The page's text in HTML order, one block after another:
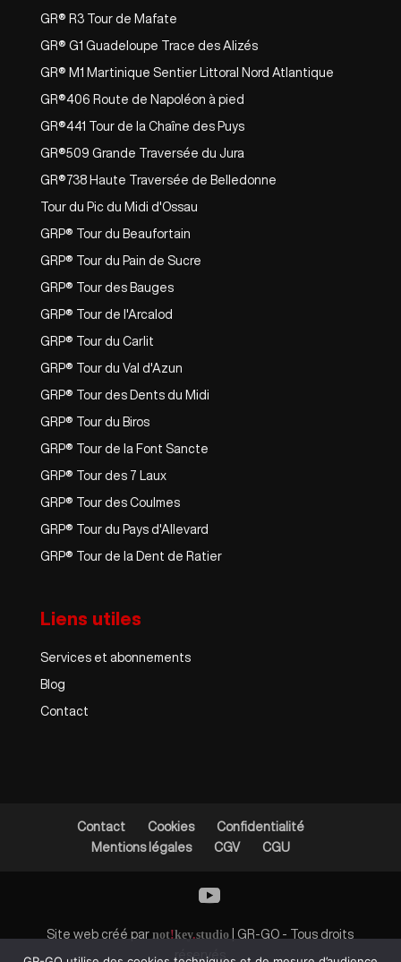
GR® R3 Tour de Mafate
GR® G1 Guadeloupe Trace des Alizés
GR® M1 Martinique Sentier Littoral Nord Atlantique
GR®406 Route de Napoléon à pied
GR®441 Tour de la Chaîne des Puys
GR®509 Grande Traversée du Jura
GR®738 Haute Traversée de Belledonne
Tour du Pic du Midi d'Ossau
GRP® Tour du Beaufortain
GRP® Tour du Pain de Sucre
GRP® Tour des Bauges
GRP® Tour de l'Arcalod
GRP® Tour du Carlit
GRP® Tour du Val d'Azun
GRP® Tour des Dents du Midi
GRP® Tour du Biros
GRP® Tour de la Font Sancte
GRP® Tour des 7 Laux
GRP® Tour des Coulmes
GRP® Tour du Pays d'Allevard
GRP® Tour de la Dent de Ratier
Liens utiles
Services et abonnements
Blog
Contact
Contact Cookies
Confidentialité
Mentions légales
CGV CGU
Site web créé parnot!key.studio | GR-GO - Tous droits
réservés